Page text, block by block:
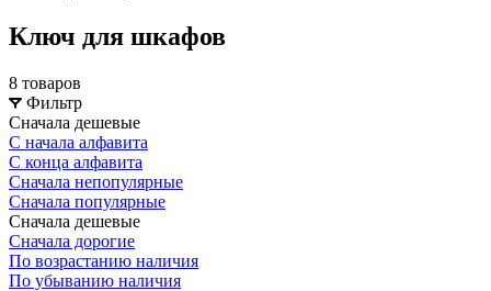
Ключ для шкафов
8 товаров
Фильтр
Сначала дешевые
С начала алфавита
С конца алфавита
Сначала непопулярные
Сначала популярные
Сначала дешевые
Сначала дорогие
По возрастанию наличия
По убыванию наличия